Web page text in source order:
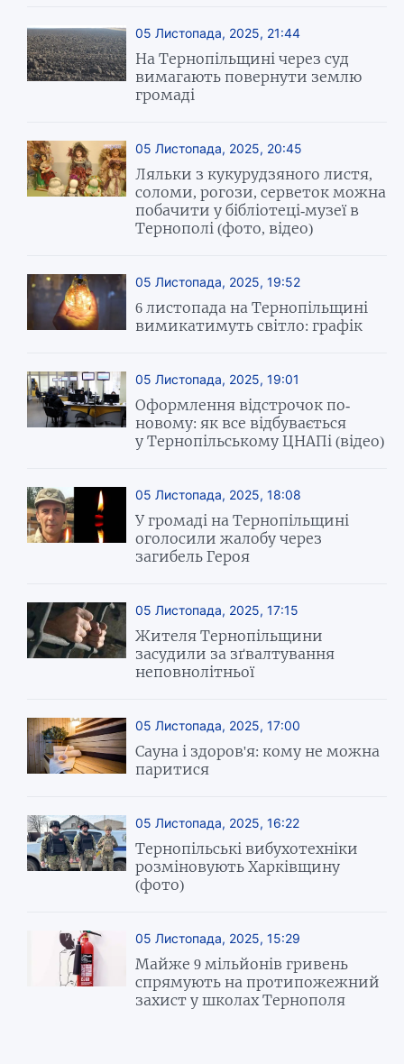
05 Листопада, 2025, 21:44
На Тернопільщині через суд
вимагають повернути землю
громаді
05 Листопада, 2025, 20:45
Ляльки з кукурудзяного листя,
соломи, рогози, серветок можна
побачити у бібліотеці-музеї в
Тернополі (фото, відео)
05 Листопада, 2025, 19:52
6 листопада на Тернопільщині
вимикатимуть світло: графік
05 Листопада, 2025, 19:01
Оформлення відстрочок по-
новому: як все відбувається
у Тернопільському ЦНАПі (відео)
05 Листопада, 2025, 18:08
У громаді на Тернопільщині
оголосили жалобу через
загибель Героя
05 Листопада, 2025, 17:15
Жителя Тернопільщини
засудили за зґвалтування
неповнолітньої
05 Листопада, 2025, 17:00
Сауна і здоров'я: кому не можна
паритися
05 Листопада, 2025, 16:22
Тернопільські вибухотехніки
розміновують Харківщину
(фото)
05 Листопада, 2025, 15:29
Майже 9 мільйонів гривень
спрямують на протипожежний
захист у школах Тернополя